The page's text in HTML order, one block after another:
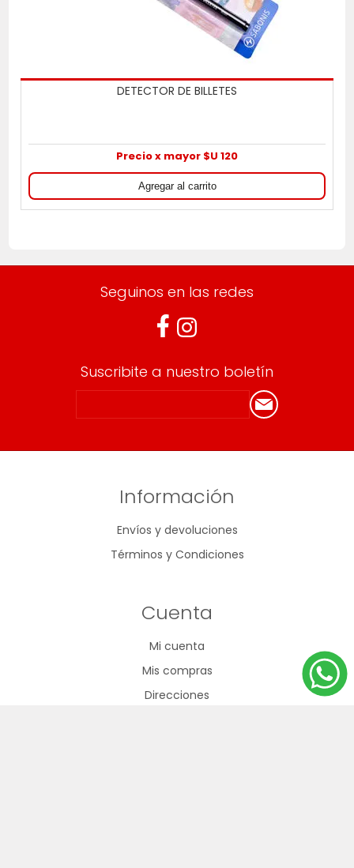
DETECTOR DE BILLETES
Precio x mayor $U 120
Seguinos en las redes
Suscribite a nuestro boletín
Información
Envíos y devoluciones
Términos y Condiciones
Cuenta
Mi cuenta
Mis compras
Direcciones